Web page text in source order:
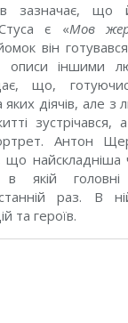
зазначає, що
є «Мов
він
іншими
що,
яких діячів, але
зустрічався,
Антон
що найскладніша
якій головні
раз. В
та героїв.